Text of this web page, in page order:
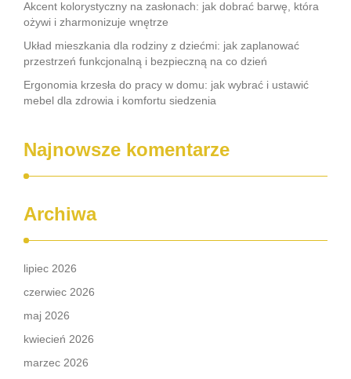
Akcent kolorystyczny na zasłonach: jak dobrać barwę, która
ożywi i zharmonizuje wnętrze
Układ mieszkania dla rodziny z dziećmi: jak zaplanować
przestrzeń funkcjonalną i bezpieczną na co dzień
Ergonomia krzesła do pracy w domu: jak wybrać i ustawić
mebel dla zdrowia i komfortu siedzenia
Najnowsze komentarze
Archiwa
lipiec 2026
czerwiec 2026
maj 2026
kwiecień 2026
marzec 2026